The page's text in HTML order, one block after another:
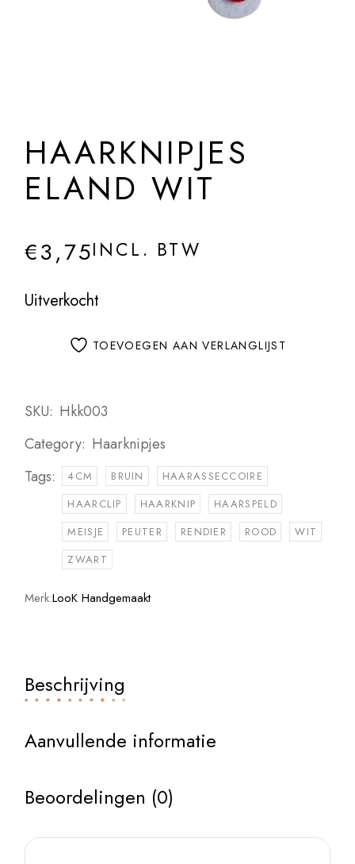
HAARKNIPJES
ELAND WIT
€3,75INCL. BTW
Uitverkocht
TOEVOEGEN AAN VERLANGLIJST
SKU: Hkk003
Category: Haarknipjes
Tags:
4CM BRUIN
HAARASSECCOIRE
HAARCLIP
HAARKNIP
HAARSPELD
MEISJE
PEUTER RENDIER ROOD
WIT
ZWART
Merk:LooK Handgemaakt
Beschrijving
Aanvullende informatie
Beoordelingen (0)